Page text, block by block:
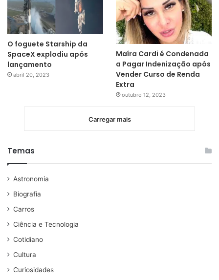
O foguete Starship da
SpaceX explodiu após
lançamento
abril 20, 2023
Maíra Cardi é Condenada
a Pagar Indenização após
Vender Curso de Renda
Extra
outubro 12, 2023
Carregar mais
Temas
Astronomia
Biografia
Carros
Ciência e Tecnologia
Cotidiano
Cultura
Curiosidades